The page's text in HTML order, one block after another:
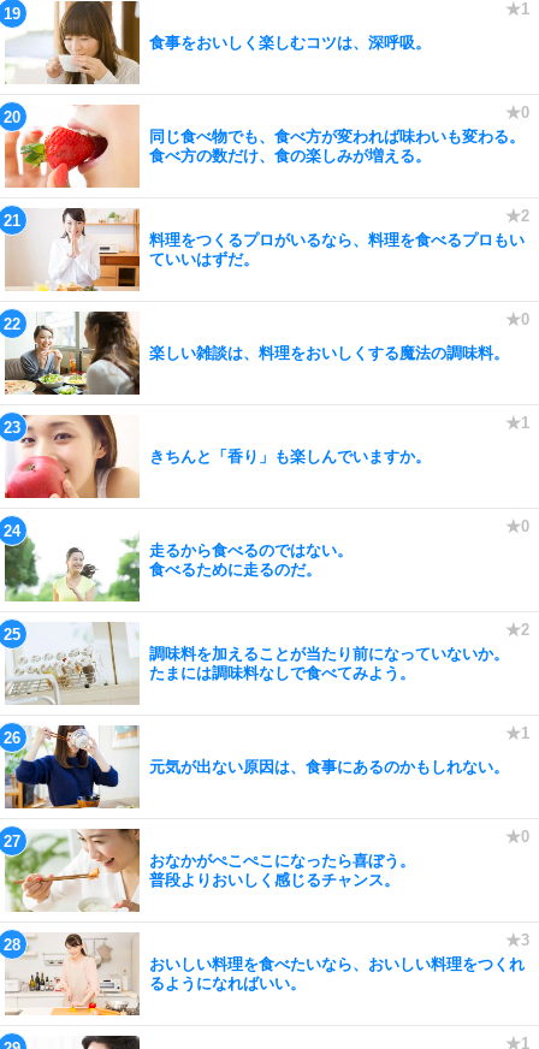
食事をおいしく楽しむコツは、深呼吸。
同じ食べ物でも、食べ方が変われば味わいも変わる。
食べ方の数だけ、食の楽しみが増える。
料理をつくるプロがいるなら、料理を食べるプロもい
ていいはずだ。
楽しい雑談は、料理をおいしくする魔法の調味料。
きちんと「香り」も楽しんでいますか。
走るから食べるのではない。
食べるために走るのだ。
調味料を加えることが当たり前になっていないか。
たまには調味料なしで食べてみよう。
元気が出ない原因は、食事にあるのかもしれない。
おなかがぺこぺこになったら喜ぼう。
普段よりおいしく感じるチャンス。
おいしい料理を食べたいなら、おいしい料理をつくれ
るようになればいい。